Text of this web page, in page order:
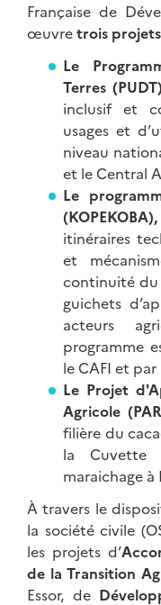
Française de
œuvretrois
Le
Terres (PUDT)
inclusif et
usages et
niveau
et le Central
Le
itinéraires
et
continuité du
guichets
acteurs
programme
le CAFI et par
Le Projet
Agricole
filière du
la
maraichage à
À travers le
la société civile
les projets d’
de la Transition
Essor, de